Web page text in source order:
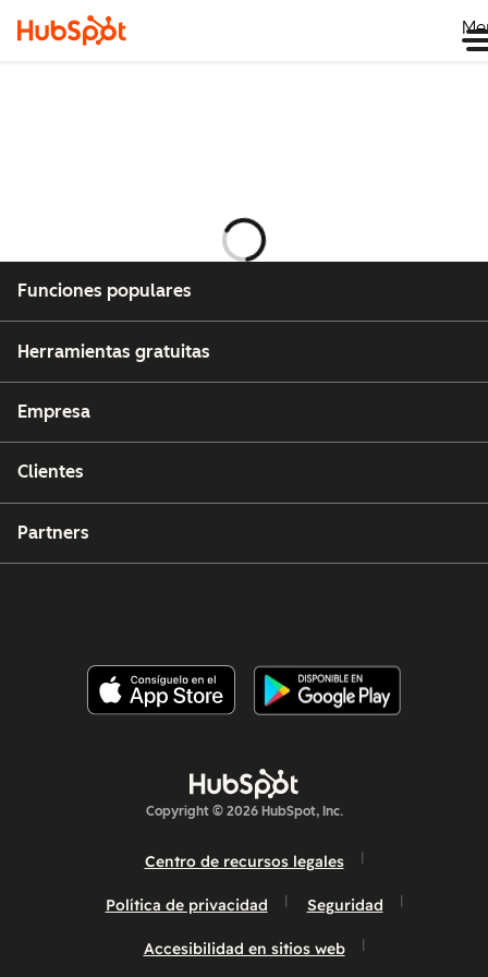
Cargando
Funciones populares
Herramientas gratuitas
Empresa
Clientes
Partners
Copyright © 2026 HubSpot, Inc.
Centro de recursos legales
Política de privacidad Seguridad
Accesibilidad en sitios web